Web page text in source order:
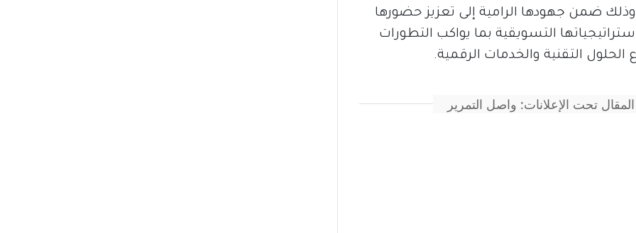
شارع 60، وذلك ضمن جهودها الرامية إلى تعزيز حضورها
التسويقية بما يواكب التطورات
التقنية والخدمات الرقمية.
تحت الإعلانات: واصل التمرير